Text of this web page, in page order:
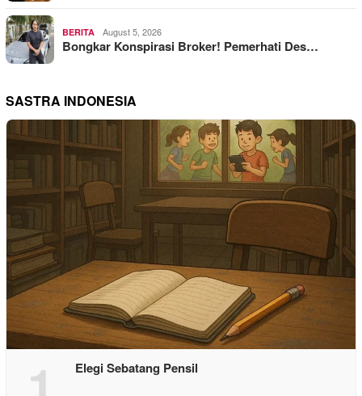
BERITA August 5, 2026
Bongkar Konspirasi Broker! Pemerhati Des…
SASTRA INDONESIA
Elegi Sebatang Pensil